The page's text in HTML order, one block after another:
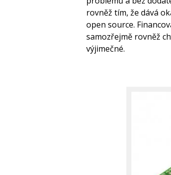
rovněž tím, že dává
open source.
samozřejmě rovněž
výjimečné.